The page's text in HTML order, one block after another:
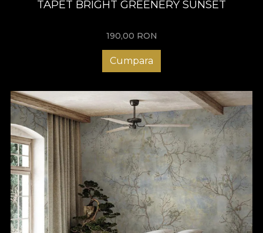
TAPET BRIGHT GREENERY SUNSET
190,00 RON
Cumpara